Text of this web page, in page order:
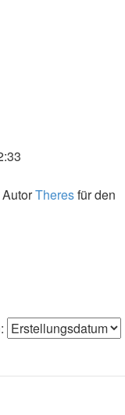
Theresfür den